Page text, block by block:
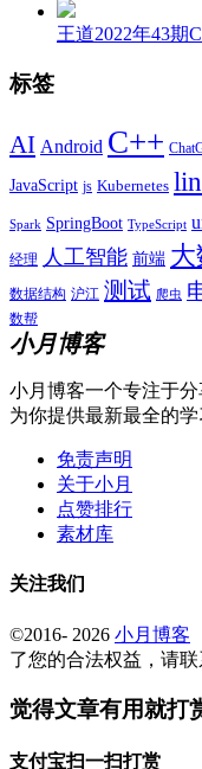
王道2022年43期
标签
AI Android C++
JavaScript js Kubernetes
Spark SpringBoot TypeScript
经理 人工智能 前端
数据结构 沪江 测试 爬虫
数帮
小月博客
小月博客一个专注于
为你提供最新最全的
免责声明
关于小月
点赞排行
素材库
关注我们
©2016- 2026 小月博客
了您的合法权益，请联
觉得文章有用就打
支付宝扫一扫打赏